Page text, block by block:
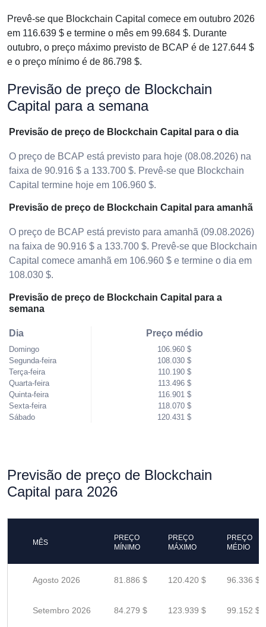
Prevê-se que Blockchain Capital comece em outubro 2026
em 116.639 $ e termine o mês em 99.684 $. Durante
outubro, o preço máximo previsto de BCAP é de 127.644 $
e o preço mínimo é de 86.798 $.
Previsão de preço de Blockchain
Capital para a semana
Previsão de preço de Blockchain Capital para o dia
O preço de BCAP está previsto para hoje (08.08.2026) na
faixa de 90.916 $ a 133.700 $. Prevê-se que Blockchain
Capital termine hoje em 106.960 $.
Previsão de preço de Blockchain Capital para amanhã
O preço de BCAP está previsto para amanhã (09.08.2026)
na faixa de 90.916 $ a 133.700 $. Prevê-se que Blockchain
Capital comece amanhã em 106.960 $ e termine o dia em
108.030 $.
Previsão de preço de Blockchain Capital para a
semana
Dia
Domingo
Segunda-feira
Terça-feira
Quarta-feira
Quinta-feira
Sexta-feira
Sábado
Preço médio
106.960 $
108.030 $
110.190 $
113.496 $
116.901 $
118.070 $
120.431 $
Previsão de preço de Blockchain
Capital para 2026
MÊS
PREÇO
MÍNIMO
PREÇO
MÁXIMO
PREÇO
MÉDIO
Agosto 2026 81.886 $ 120.420 $ 96.336 $
Setembro 2026 84.279 $ 123.939 $ 99.152 $